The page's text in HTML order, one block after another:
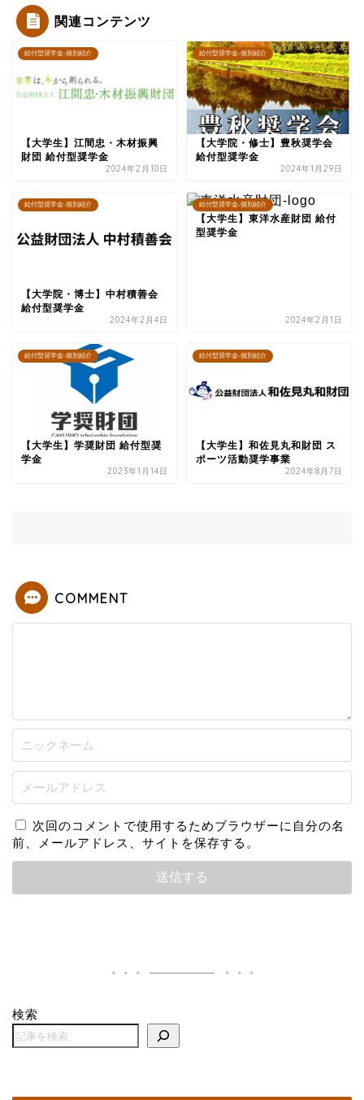
関連コンテンツ
給付型奨学金-個別紹介
【大学生】江間忠・木材振興
財団 給付型奨学金
2024年2月10日
給付型奨学金-個別紹介
【大学院・修士】豊秋奨学会
給付型奨学金
2024年1月29日
給付型奨学金-個別紹介
【大学院・博士】中村積善会
給付型奨学金
2024年2月4日
給付型奨学金-個別紹介
【大学生】東洋水産財団 給付
型奨学金
2024年2月1日
給付型奨学金-個別紹介
【大学生】学奨財団 給付型奨
学金
2023年1月14日
給付型奨学金-個別紹介
【大学生】和佐見丸和財団 ス
ポーツ活動奨学事業
2024年8月7日
COMMENT
次回のコメントで使用するためブラウザーに自分の名
前、メールアドレス、サイトを保存する。
検索